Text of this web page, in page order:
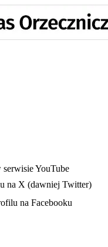
serwisie YouTube
na X (dawniej Twitter)
na Facebooku